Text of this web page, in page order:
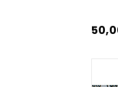
Prix